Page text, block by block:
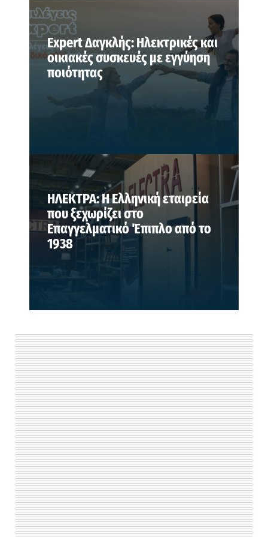
Expert Δαγκλής: Ηλεκτρικές και
οικιακές συσκευές με εγγύηση
ποιότητας
ΗΛΕΚΤΡΑ: Η Ελληνική εταιρεία
που ξεχωρίζει στο
Επαγγελματικό Έπιπλο από το
1938